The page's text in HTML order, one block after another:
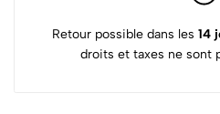
Retour possible dans les 14
droits et taxes ne sont